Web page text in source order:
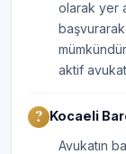
olarak yer
başvurarak
aktif
Kocaeli
Avukatın